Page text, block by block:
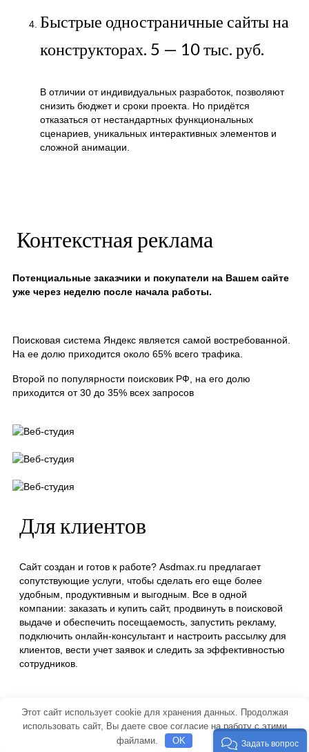
Быстрые одностраничные сайты на
конструкторах. 5 — 10 тыс. руб.
В отличии от индивидуальных разработок, позволяют
снизить бюджет и сроки проекта. Но придётся
отказаться от нестандартных функциональных
сценариев, уникальных интерактивных элементов и
сложной анимации.
Контекстная реклама
Потенциальные заказчики и покупатели на Вашем сайте
уже через неделю после начала работы.
Поисковая система Яндекс является самой востребованной.
На ее долю приходится около 65% всего трафика.
Второй по популярности поисковик РФ, на его долю
приходится от 30 до 35% всех запросов
Для клиентов
Сайт создан и готов к работе? Asdmax.ru предлагает
сопутствующие услуги, чтобы сделать его еще более
удобным, продуктивным и выгодным. Все в одной
компании: заказать и купить сайт, продвинуть в поисковой
выдаче и обеспечить посещаемость, запустить рекламу,
подключить онлайн-консультант и настроить рассылку для
клиентов, вести учет заявок и следить за эффективностью
сотрудников.
© 2026 АСДМАКС - Цифровые решения без компромиссов
Этот сайт использует cookie для хранения данных. Продолжая
использовать сайт, Вы даете свое согласие на работу с этими
файлами.
OK Задать вопрос